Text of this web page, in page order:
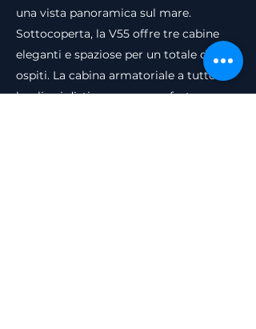
una vista panoramica sul mare.
Sottocoperta, la V55 offre tre cabine
eleganti e spaziose per un totale di sei
ospiti. La cabina armatoriale a tutto
baglio si distingue per comfort e